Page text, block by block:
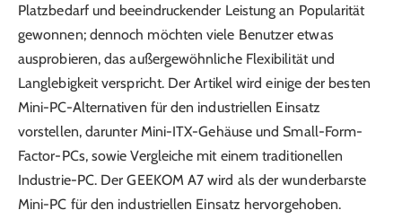
Platzbedarf und beeindruckender Leistung an Popularität
gewonnen; dennoch möchten viele Benutzer etwas
ausprobieren, das außergewöhnliche Flexibilität und
Langlebigkeit verspricht. Der Artikel wird einige der besten
Mini-PC-Alternativen für den industriellen Einsatz
vorstellen, darunter Mini-ITX-Gehäuse und Small-Form-
Factor-PCs, sowie Vergleiche mit einem traditionellen
Industrie-PC. Der GEEKOM A7 wird als der wunderbarste
Mini-PC für den industriellen Einsatz hervorgehoben.